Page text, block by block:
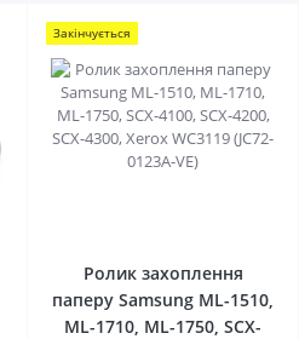
Закінчується
Ролик захоплення
паперу Samsung ML-1510,
ML-1710, ML-1750, SCX-